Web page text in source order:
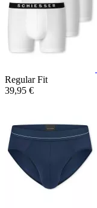
Regular Fit
39,95 €